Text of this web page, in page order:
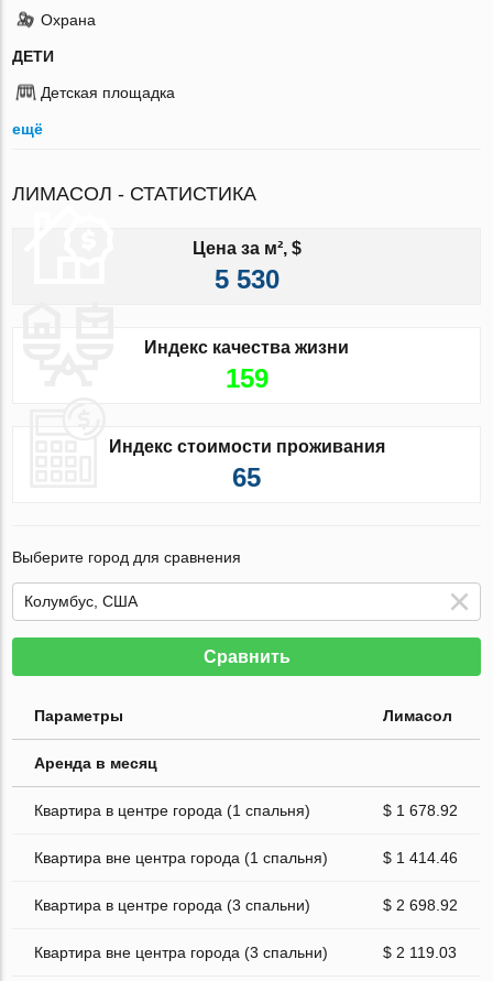
Охрана
ДЕТИ
Детская площадка
ещё
ЛИМАСОЛ - СТАТИСТИКА
Цена за м², $
5 530
Индекс качества жизни
159
Индекс стоимости проживания
65
Выберите город для сравнения
Сравнить
Параметры Лимасол
Аренда в месяц
Квартира в центре города (1 спальня) $ 1 678.92
Квартира вне центра города (1 спальня) $ 1 414.46
Квартира в центре города (3 спальни) $ 2 698.92
Квартира вне центра города (3 спальни) $ 2 119.03